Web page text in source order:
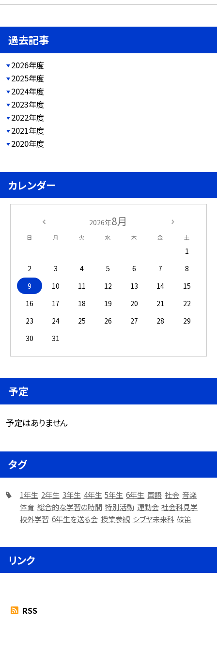
過去記事
2026年度
2025年度
2024年度
2023年度
2022年度
2021年度
2020年度
カレンダー
2026年8月
日 月 火 水 木 金 土
1
2
3 4 5 6 7
8
9
10 11 12 13 14
15
16
17 18 19 20 21
22
23
24 25 26 27 28
29
30
31
予定
予定はありません
タグ
1年生 2年生 3年生 4年生 5年生 6年生 国語 社会 音楽
体育 総合的な学習の時間 特別活動 運動会 社会科見学
校外学習 6年生を送る会 授業参観 シブヤ未来科 鼓笛
リンク
RSS